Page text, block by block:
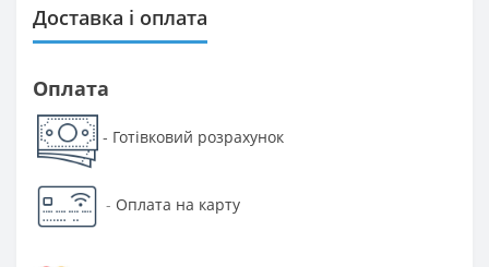
Доставка і оплата
Оплата
- Готівковий розрахунок
- Оплата на карту